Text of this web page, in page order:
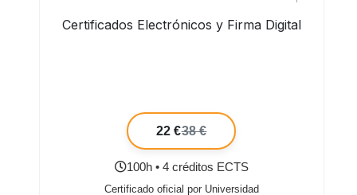
Certificados Electrónicos y Firma Digital
22 €38 €
100h • 4 créditos ECTS
Certificado oficial por Universidad